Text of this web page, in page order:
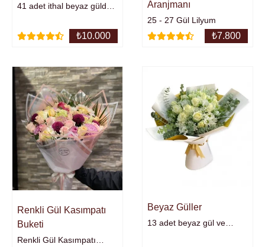
41 adet ithal beyaz gülden
₺10.000
Aranjmanı
25 - 27 Gül Lilyum
₺7.800
Renkli Gül Kasımpatı
Buketi
Renkli Gül Kasımpatı
Beyaz Güller
13 adet beyaz gül ve